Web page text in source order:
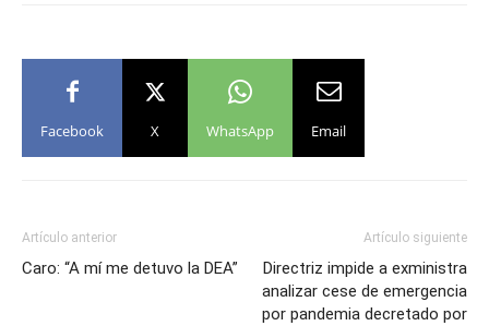
Facebook X WhatsApp Email
Artículo anterior
Caro: “A mí me detuvo la DEA”
Artículo siguiente
Directriz impide a exministra
analizar cese de emergencia
por pandemia decretado por